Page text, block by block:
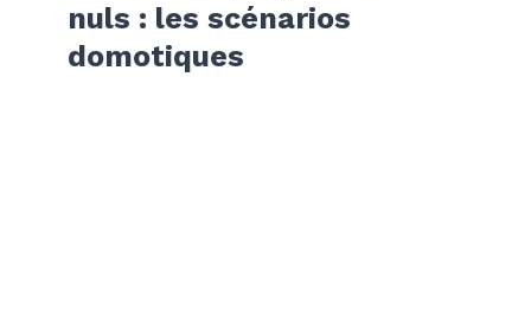
nuls : les scénarios
domotiques